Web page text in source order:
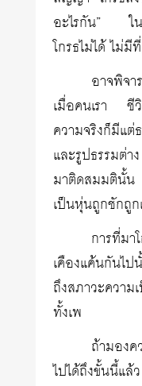
อะไรกัน” ใน
โกรธไม่ได้ ไม่มี
อาจพิจ
เมื่อคนเรา ชี
ความจริงก็มีแ
และรูปธรรมต่า
มาติดสมมตินั้น
เป็นหุ่นถูกชักถูก
การที่ม
เคืองแค้นกันไ
ถึงสภาวะความ
ทั้งเพ
ถ้ามอง
ไปได้ถึงขั้นนี้แล้